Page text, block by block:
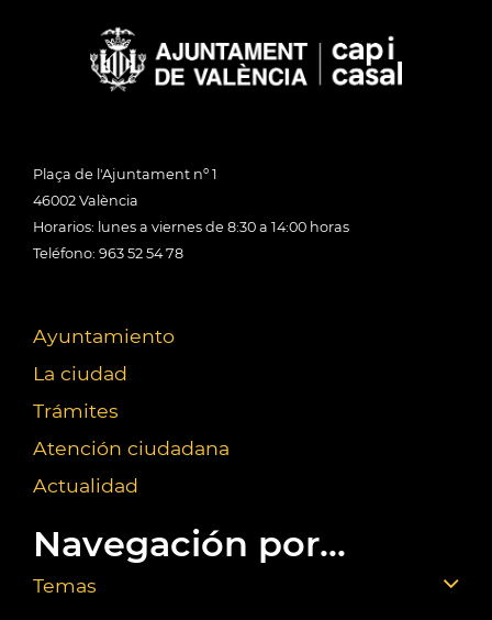
Plaça de l'Ajuntament nº 1
46002 València
Horarios: lunes a viernes de 8:30 a 14:00 horas
Teléfono: 963 52 54 78
Ayuntamiento
La ciudad
Trámites
Atención ciudadana
Actualidad
Navegación por...
Temas